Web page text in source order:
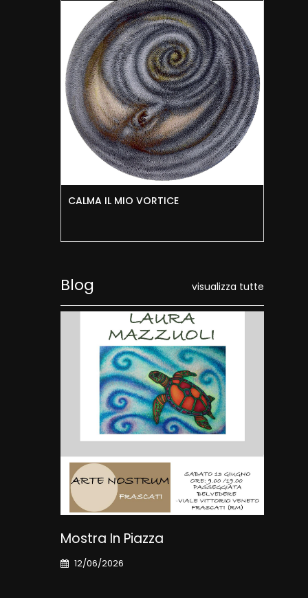
CALMA IL MIO VORTICE
visualizza tutte
Blog
Mostra In Piazza
12/06/2026